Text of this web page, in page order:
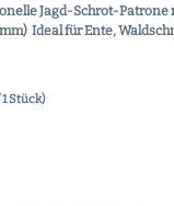
Jagd-Schrot-Patrone
Ideal für Ente,
1 Stück)